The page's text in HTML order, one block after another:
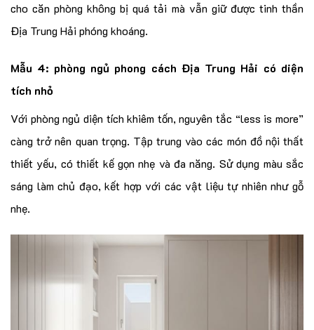
cho căn phòng không bị quá tải mà vẫn giữ được tinh thần
Địa Trung Hải phóng khoáng.
Mẫu 4: phòng ngủ phong cách Địa Trung Hải có diện
tích nhỏ
Với phòng ngủ diện tích khiêm tốn, nguyên tắc “less is more”
càng trở nên quan trọng. Tập trung vào các món đồ nội thất
thiết yếu, có thiết kế gọn nhẹ và đa năng. Sử dụng màu sắc
sáng làm chủ đạo, kết hợp với các vật liệu tự nhiên như gỗ
nhẹ.